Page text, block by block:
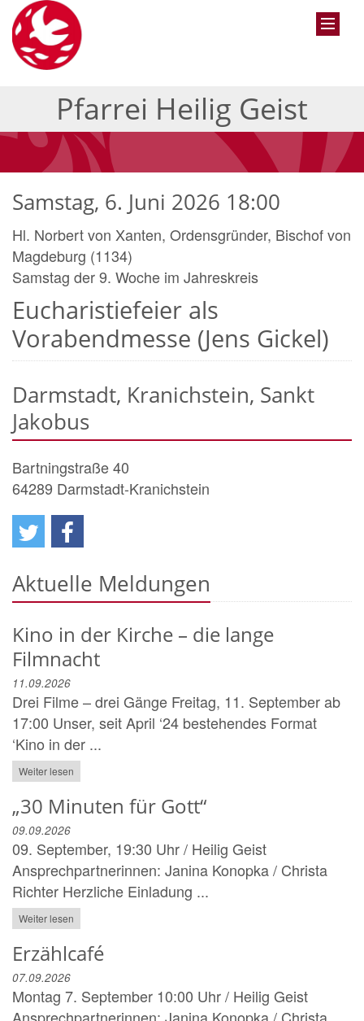
Pfarrei Heilig Geist
Eucharistiefeier als
Vorabendmesse (Jens Gickel)
Samstag, 6. Juni 2026 18:00
Hl. Norbert von Xanten, Ordensgründer, Bischof von
Magdeburg (1134)
Samstag der 9. Woche im Jahreskreis
Darmstadt, Kranichstein, Sankt
Jakobus
Bartningstraße 40
64289 Darmstadt-Kranichstein
Aktuelle Meldungen
Kino in der Kirche – die lange
Filmnacht
11.09.2026
Drei Filme – drei Gänge Freitag, 11. September ab
17:00 Unser, seit April ‘24 bestehendes Format
‘Kino in der ...
Weiter lesen
„30 Minuten für Gott“
09.09.2026
09. September, 19:30 Uhr / Heilig Geist
Ansprechpartnerinnen: Janina Konopka / Christa
Richter Herzliche Einladung ...
Weiter lesen
Erzählcafé
07.09.2026
Montag 7. September 10:00 Uhr / Heilig Geist